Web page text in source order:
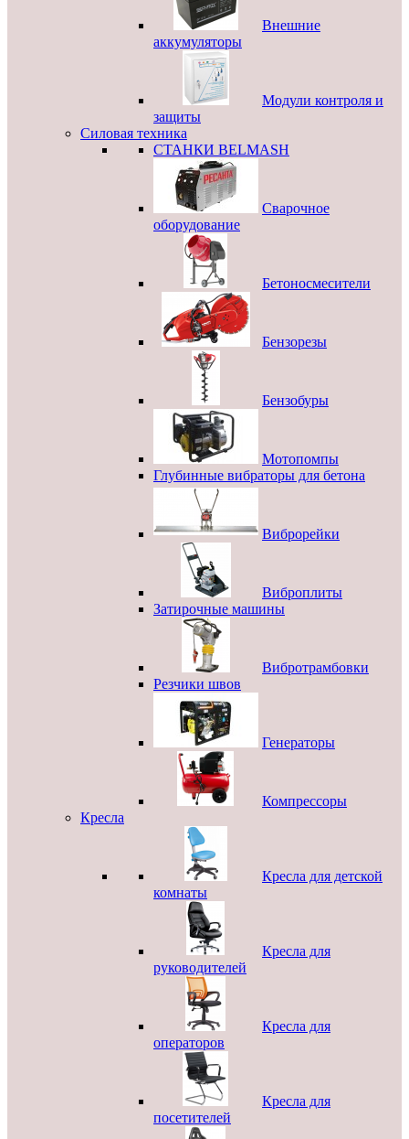
Внешние
аккумуляторы
Модули контроля и
защиты
Силовая техника
СТАНКИ BELMASH
Сварочное
оборудование
Бетоносмесители
Бензорезы
Бензобуры
Мотопомпы
Глубинные вибраторы для бетона
Виброрейки
Виброплиты
Затирочные машины
Вибротрамбовки
Резчики швов
Генераторы
Компрессоры
Кресла
Кресла для детской
комнаты
Кресла для
руководителей
Кресла для
операторов
Кресла для
посетителей